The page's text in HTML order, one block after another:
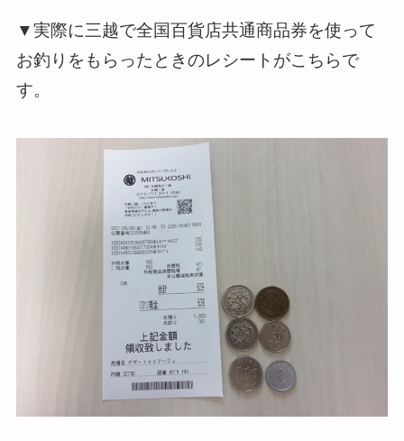
▼実際に三越で全国百貨店共通商品券を使って
お釣りをもらったときのレシートがこちらで
す。